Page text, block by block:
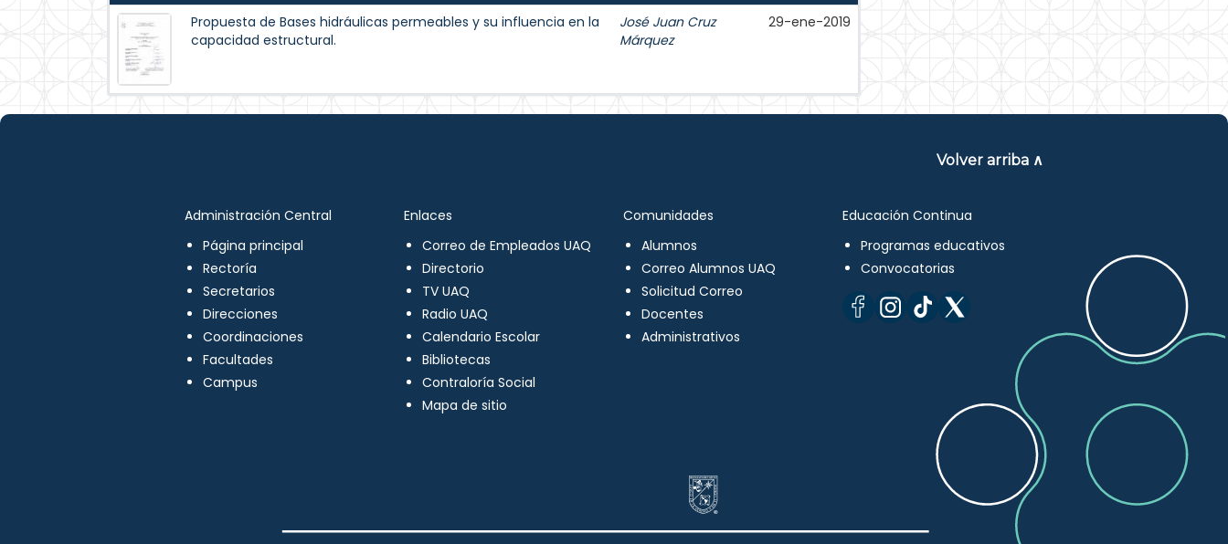
Propuesta de Bases hidráulicas permeables y su influencia en la
capacidad estructural.
José Juan Cruz
Márquez
29-ene-2019
Volver arriba ∧
Administración Central
Página principal
Rectoría
Secretarios
Direcciones
Coordinaciones
Facultades
Campus
Enlaces
Correo de Empleados UAQ
Directorio
TV UAQ
Radio UAQ
Calendario Escolar
Bibliotecas
Contraloría Social
Mapa de sitio
Comunidades
Alumnos
Correo Alumnos UAQ
Solicitud Correo
Docentes
Administrativos
Educación Continua
Programas educativos
Convocatorias